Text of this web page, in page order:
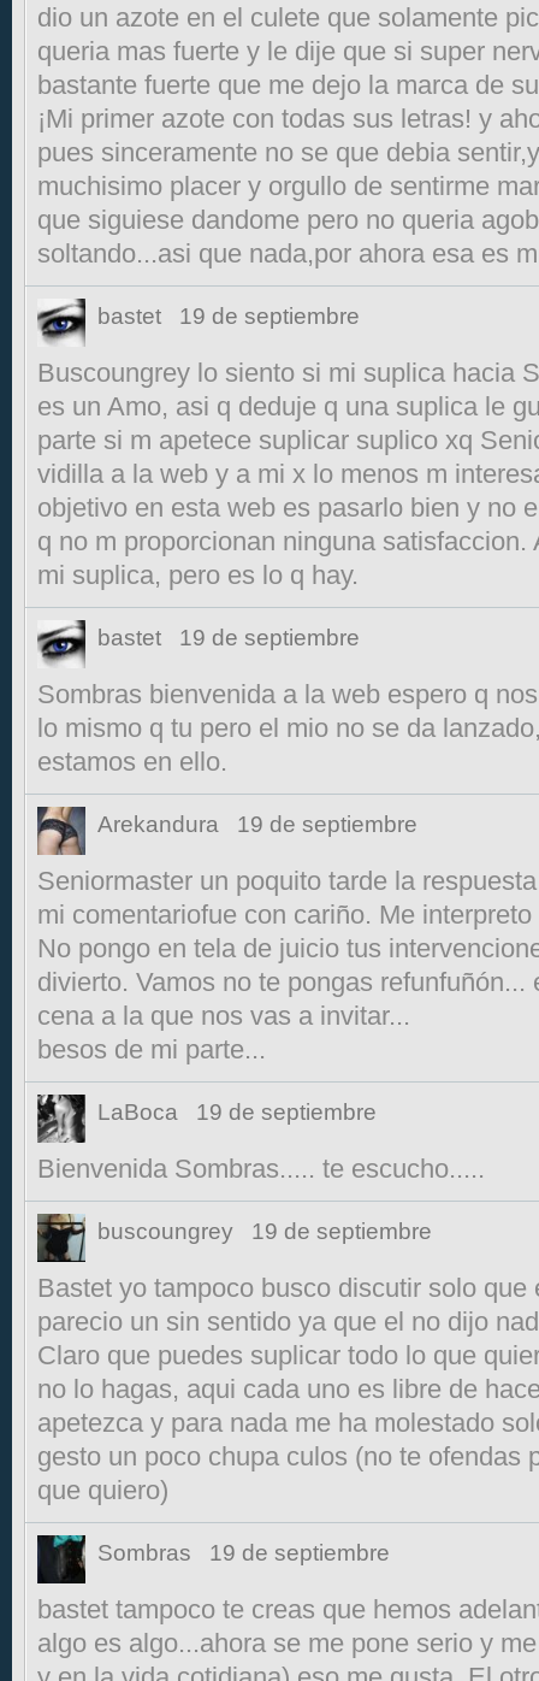
dio un azote en el culete que solamente
queria mas fuerte y le dije que si super
bastante fuerte que me dejo la marca de
¡Mi primer azote con todas sus letras! y
pues sinceramente no se que debia
muchisimo placer y orgullo de sentirme
que siguiese dandome pero no queria
soltando...asi que nada,por ahora esa es
bastet 19 de septiembre
Buscoungrey lo siento si mi suplica hacia
es un Amo, asi q deduje q una suplica le
parte si m apetece suplicar suplico xq
vidilla a la web y a mi x lo menos m
objetivo en esta web es pasarlo bien y no
q no m proporcionan ninguna
mi suplica, pero es lo q hay.
bastet 19 de septiembre
Sombras bienvenida a la web espero q
lo mismo q tu pero el mio no se da
estamos en ello.
Arekandura 19 de septiembre
Seniormaster un poquito tarde la
mi comentariofue con cariño. Me
No pongo en tela de juicio tus
divierto. Vamos no te pongas
cena a la que nos vas a invitar...
besos de mi parte...
LaBoca 19 de septiembre
Bienvenida Sombras..... te escucho.....
buscoungrey 19 de septiembre
Bastet yo tampoco busco discutir solo
parecio un sin sentido ya que el no dijo
Claro que puedes suplicar todo lo que
no lo hagas, aqui cada uno es libre de
apetezca y para nada me ha molestado
gesto un poco chupa culos (no te ofendas
que quiero)
Sombras 19 de septiembre
bastet tampoco te creas que hemos
algo es algo...ahora se me pone serio y